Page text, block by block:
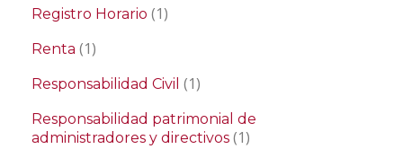
Registro Horario (1)
Renta (1)
Responsabilidad Civil (1)
Responsabilidad patrimonial de
administradores y directivos (1)